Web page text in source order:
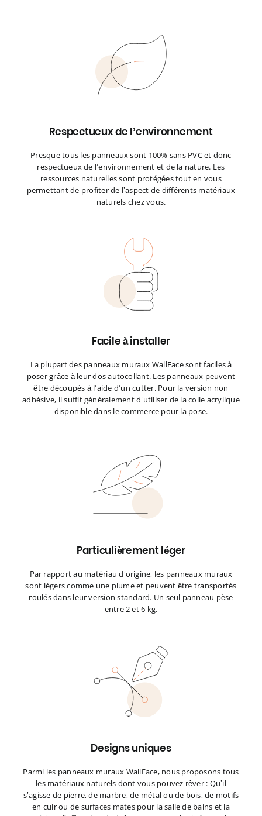
Respectueux de l’environnement
Presque tous les panneaux sont 100% sans PVC et donc
respectueux de l’environnement et de la nature. Les
ressources naturelles sont protégées tout en vous
permettant de profiter de l’aspect de différents matériaux
naturels chez vous.
Facile à installer
La plupart des panneaux muraux WallFace sont faciles à
poser grâce à leur dos autocollant. Les panneaux peuvent
être découpés à l’aide d’un cutter. Pour la version non
adhésive, il suffit généralement d’utiliser de la colle acrylique
disponible dans le commerce pour la pose.
Particulièrement léger
Par rapport au matériau d’origine, les panneaux muraux
sont légers comme une plume et peuvent être transportés
roulés dans leur version standard. Un seul panneau pèse
entre 2 et 6 kg.
Designs uniques
Parmi les panneaux muraux WallFace, nous proposons tous
les matériaux naturels dont vous pouvez rêver : Qu’il
s’agisse de pierre, de marbre, de métal ou de bois, de motifs
en cuir ou de surfaces mates pour la salle de bains et la